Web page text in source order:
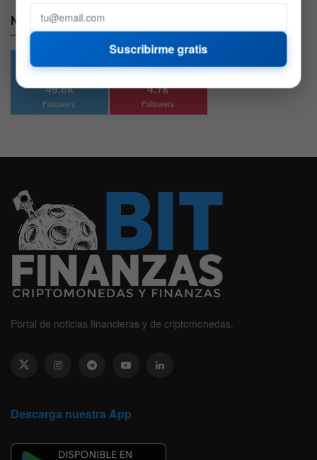
Nuestras Redes:
49.6k
Followers
4.7k
Followers
Portal de noticias financieras y de criptomonedas.
Descarga nuestra App
Suscribirme gratis